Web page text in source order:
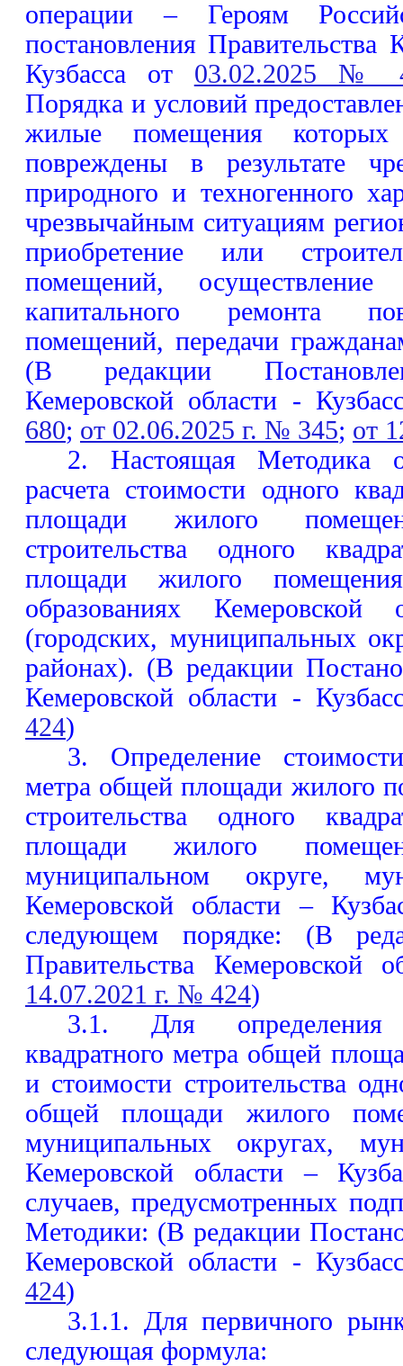
операции – Героям
постановления Правительства
Кузбасса от 03.02.2025 №
Порядка и условий
жилые помещения
повреждены в результате
природного и техногенного
чрезвычайным ситуациям
приобретение или
помещений,
капитального ремонта
помещений, передачи
(В редакции
Кемеровской области -
680; от 02.06.2025 г. № 345; от
2. Настоящая Методика
расчета стоимости одного
площади жилого
строительства одного
площади жилого
образованиях
(городских, муниципальных
районах). (В редакции
Кемеровской области -
424)
3. Определение
метра общей площади жилого
строительства одного
площади жилого
муниципальном округе,
Кемеровской области –
следующем порядке: (В
Правительства Кемеровской
14.07.2021 г. № 424)
3.1. Для определения
квадратного метра общей
и стоимости строительства
общей площади жилого
муниципальных округах,
Кемеровской области –
случаев, предусмотренных
Методики: (В редакции
Кемеровской области -
424)
3.1.1. Для первичного
следующая формула: